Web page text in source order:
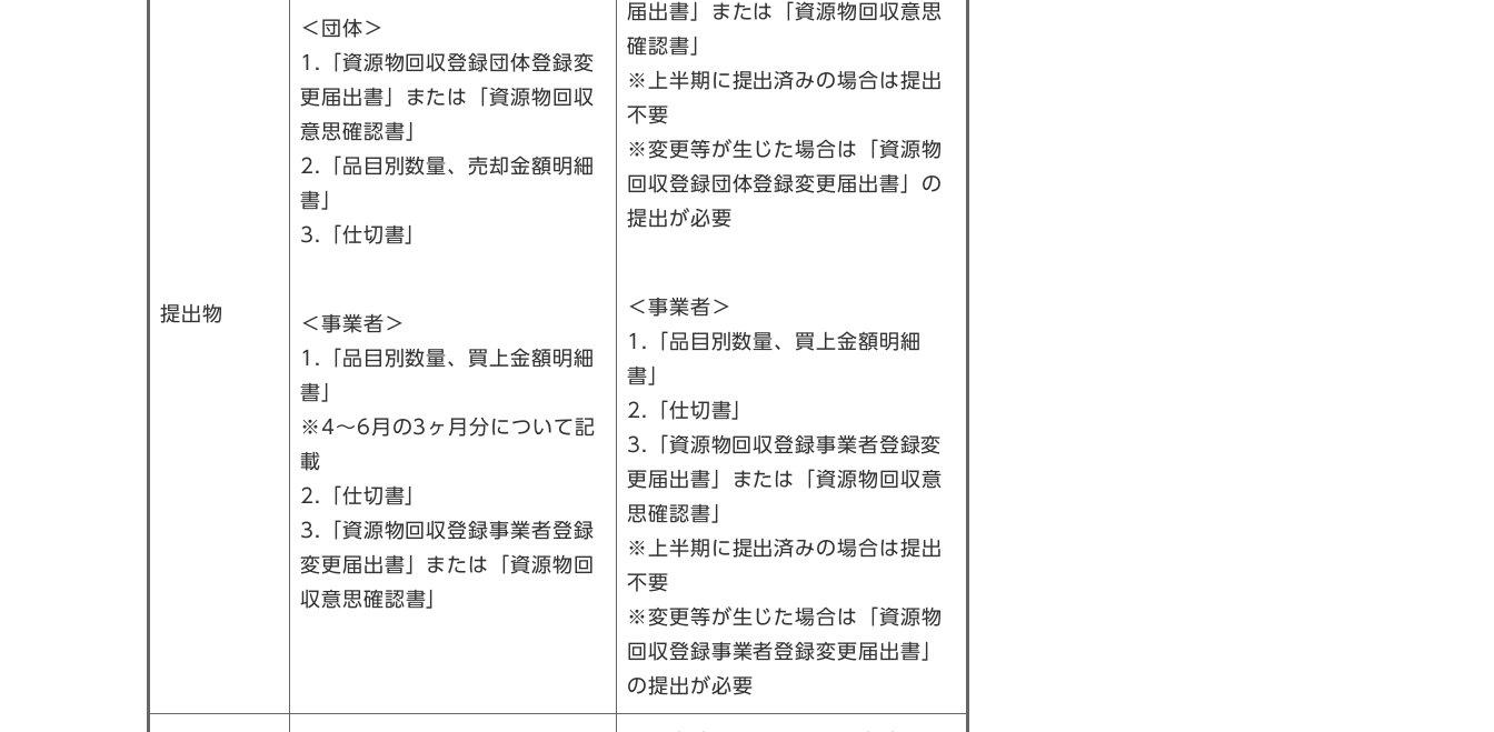
提出物
＜団体＞
1.「資源物回収登録団体登録変
更届出書」または「資源物回収
意思確認書」
2.「品目別数量、売却金額明細
書」
3.「仕切書」
＜事業者＞
​1.「品目別数量、買上金額明細
書」
​※4～6月の3ヶ月分について記
載
2.「仕切書」
3.「資源物回収登録事業者登録
変更届出書」または「資源物回
収意思確認書」
届出書」または「資源物回収意思
確認書」
※上半期に提出済みの場合は提出
不要
※変更等が生じた場合は「資源物
回収登録団体登録変更届出書」の
提出が必要
＜事業者＞
​1.「品目別数量、買上金額明細
書」
2.「仕切書」
3.「資源物回収登録事業者登録変
更届出書」または「資源物回収意
思確認書」
​※上半期に提出済みの場合は提出
不要
※変更等が生じた場合は「資源物
回収登録事業者登録変更届出書」
の提出が必要